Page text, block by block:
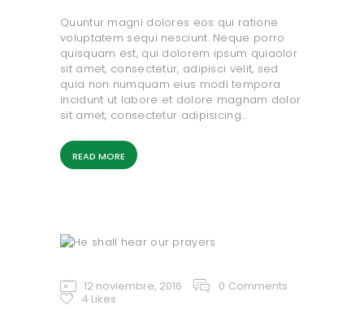
Quuntur magni dolores eos qui ratione
voluptatem sequi nesciunt. Neque porro
quisquam est, qui dolorem ipsum quiaolor
sit amet, consectetur, adipisci velit, sed
quia non numquam eius modi tempora
incidunt ut labore et dolore magnam dolor
sit amet, consectetur adipisicing…
READ MORE
12 noviembre, 2016 0 Comments
4 Likes